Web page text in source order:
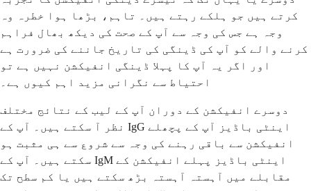
کرتے ہیں جو ہلکے رہتے ہیں۔ تاہم، بڑھا ہوا خطرہ وہ
وجہ ہے جس کی وجہ سے آپ کے صحت کی دیکھ بھال فراہم
کرنے والے کو آپ کی ڈینگی کی تاریخ جاننے کی ضرورت ہے
اور اگر یہ آپ کا پہلا ڈینگی انفیکشن نہیں ہے تو
احتیاط سے نگرانی مزید اہم کیوں ہے۔
دوسرے انفیکشن کے دوران آپ کے لیب کے نتائج مختلف
نظر آ سکتے ہیں۔ آپ کے IgG اینٹی باڈیز آپ کے پچھلے
انفیکشن سے باقی رہنے کی وجہ سے شروع سے ہی مثبت ہو
سکتے ہیں۔ آپ کے IgM اینٹی باڈیز پہلے انفیکشن کے
مقابلے میں آہستہ آہستہ بڑھ سکتے ہیں یا کم سطح تک